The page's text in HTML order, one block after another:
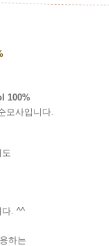
100%
모사입니다.
다. ^^
하는